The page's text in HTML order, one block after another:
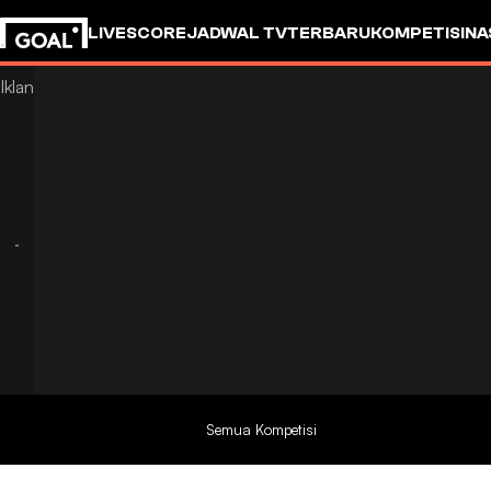
LIVESCOREJADWAL TVTERBARUKOMPETISI
Semua Kompetisi